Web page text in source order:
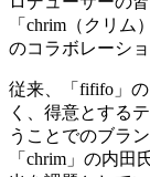
「chrim（クリ
のコラボレーシ
従来、「fififo」
く、得意とする
うことでのブラ
「chrim」の内